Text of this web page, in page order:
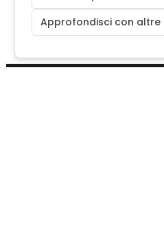
Approfondisci con altre